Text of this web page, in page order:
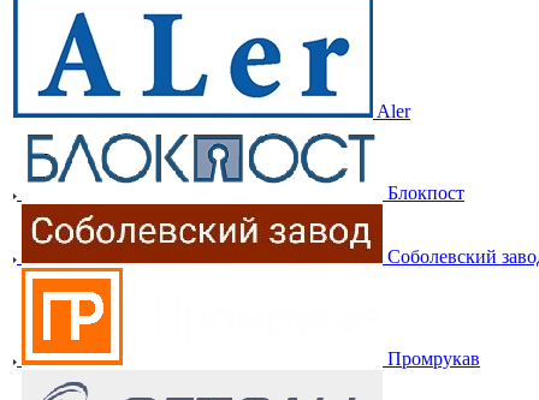
Aler
Блокпост
Соболевский
Промрукав